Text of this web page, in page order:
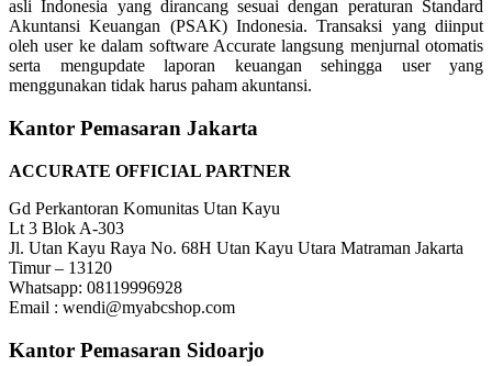
asli Indonesia yang dirancang sesuai dengan peraturan Standard
Akuntansi Keuangan (PSAK) Indonesia. Transaksi yang diinput
oleh user ke dalam software Accurate langsung menjurnal otomatis
serta mengupdate laporan keuangan sehingga user yang
menggunakan tidak harus paham akuntansi.
Kantor Pemasaran Jakarta
ACCURATE OFFICIAL PARTNER
Gd Perkantoran Komunitas Utan Kayu
Lt 3 Blok A-303
Jl. Utan Kayu Raya No. 68H Utan Kayu Utara Matraman Jakarta
Timur – 13120
Whatsapp: 08119996928
Email : wendi@myabcshop.com
Kantor Pemasaran Sidoarjo